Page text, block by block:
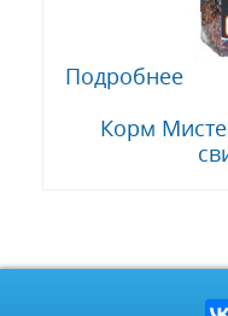
Подробнее
Корм